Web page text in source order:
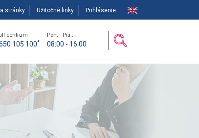
stránky Užitočné linky Prihlásenie
centrum
105 100*
Pon. - Pia.:
08:00 - 16:00